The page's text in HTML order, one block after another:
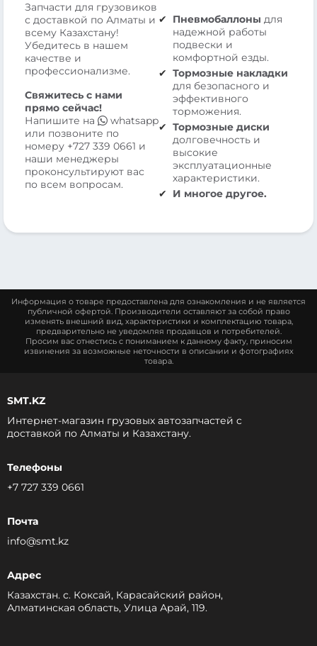
Запчасти для грузовиков
с доставкой по Алматы и
всему Казахстану!
Убедитесь в нашем
качестве и
профессионализме.
Свяжитесь с нами
прямо сейчас!
Напишите на
whatsapp
или позвоните по
номеру +727 339 0661 и
наши менеджеры
проконсультируют вас
по всем вопросам.
Пневмобаллоны для
надежной работы
подвески и
комфортной езды.
Тормозные накладки
для безопасного и
эффективного
торможения.
Тормозные диски
долговечность и
высокие
эксплуатационные
характеристики.
И многое другое.
Информация о товаре предоставлена для ознакомления и не является
публичной офертой. Производители оставляют за собой право
изменять внешний вид, характеристики и комплектацию товара,
предварительно не уведомляя продавцов и потребителей.
Просим вас отнестись с пониманием к данному факту, приносим
извинения за возможные неточности в описании и фотографиях
товара.
SMT.KZ
Интернет-магазин грузовых автозапчастей c
доставкой по Алматы и Казахстану.
Телефоны
+7 727 339 0661
Почта
info@smt.kz
Адрес
Казахстан. с. Коксай, Карасайский район,
Алматинская область, Улица Арай, 119.